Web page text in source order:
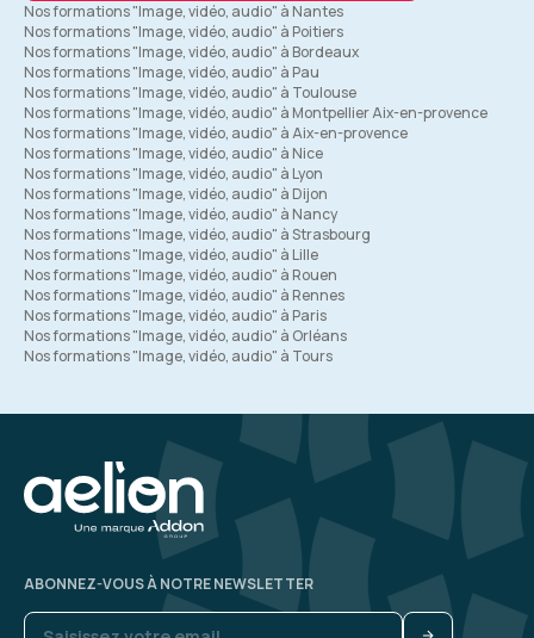
Nos formations "Image, vidéo, audio" à Nantes
Nos formations "Image, vidéo, audio" à Poitiers
Nos formations "Image, vidéo, audio" à Bordeaux
Nos formations "Image, vidéo, audio" à Pau
Nos formations "Image, vidéo, audio" à Toulouse
Nos formations "Image, vidéo, audio" à Montpellier Aix-en-provence
Nos formations "Image, vidéo, audio" à Aix-en-provence
Nos formations "Image, vidéo, audio" à Nice
Nos formations "Image, vidéo, audio" à Lyon
Nos formations "Image, vidéo, audio" à Dijon
Nos formations "Image, vidéo, audio" à Nancy
Nos formations "Image, vidéo, audio" à Strasbourg
Nos formations "Image, vidéo, audio" à Lille
Nos formations "Image, vidéo, audio" à Rouen
Nos formations "Image, vidéo, audio" à Rennes
Nos formations "Image, vidéo, audio" à Paris
Nos formations "Image, vidéo, audio" à Orléans
Nos formations "Image, vidéo, audio" à Tours
ABONNEZ-VOUS À NOTRE NEWSLETTER